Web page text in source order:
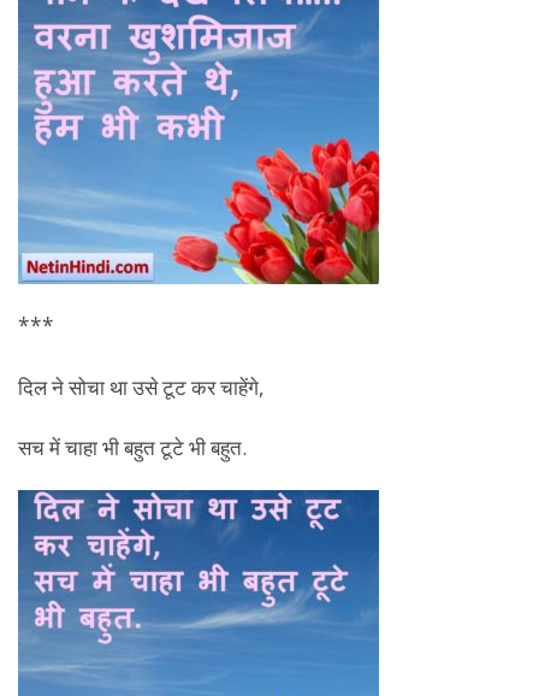
***
दिल ने सोचा था उसे टूट कर चाहेंगे,
सच में चाहा भी बहुत टूटे भी बहुत.